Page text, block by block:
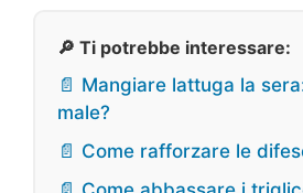
🔎 Ti potrebbe interessare:
📄 Mangiare lattuga la
male?
📄 Come rafforzare le